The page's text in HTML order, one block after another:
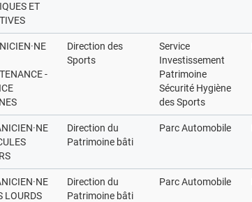
ET
-
Direction des
Sports
Service
Investissement
Patrimoine
Sécurité Hygiène
des Sports
Direction du
Patrimoine bâti
Parc Automobile
LOURDS
Direction du
Patrimoine bâti
Parc Automobile